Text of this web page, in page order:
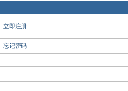
立即注册
忘记密码